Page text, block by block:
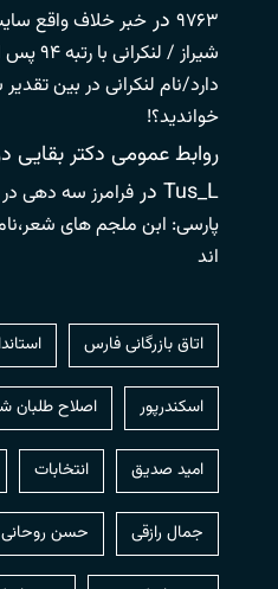
۹۷۶۳ در خبر خلاف واقع
دارد/نام لنکرانی در بین
خواندید؟!
روابط عمومی دکتر بقایی
Tus_L در فرامرز سه دهی
پارسی: ابن ملجم های
اند
اتاق بازرگانی فارس
اسکندرپور اصلاح طلبان
امید صدیق انتخابات
جمال رازقی حسن روحانی